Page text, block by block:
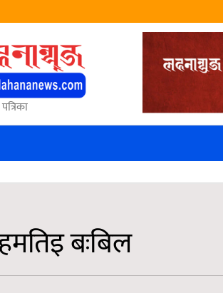
बःबिल